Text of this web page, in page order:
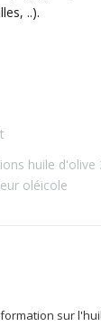
..).
huile d'olive
oléicole
sur